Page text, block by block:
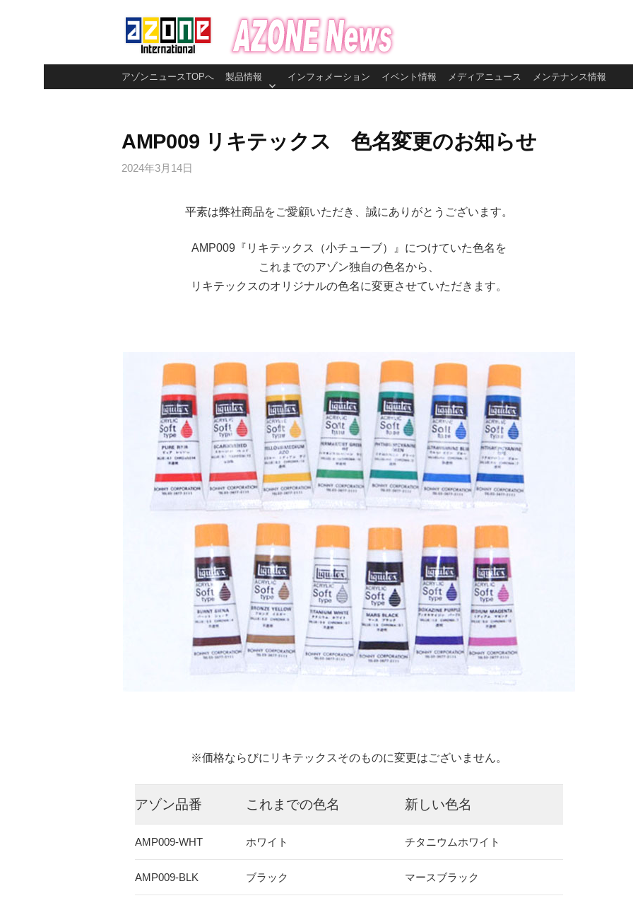
ン
アゾンニュースTOPへ 製品情報 インフォメーション イベント情報 メディアニュース メンテナンス情報
AMP009 リキテックス 色名変更のお知らせ
2024年3月14日
平素は弊社商品をご愛顧いただき、誠にありがとうございます。
AMP009『リキテックス（小チューブ）』につけていた色名を
これまでのアゾン独自の色名から、
リキテックスのオリジナルの色名に変更させていただきます。
※価格ならびにリキテックスそのものに変更はございません。
アゾン品番 これまでの色名 新しい色名
AMP009-WHT ホワイト チタニウムホワイト
AMP009-BLK ブラック マースブラック